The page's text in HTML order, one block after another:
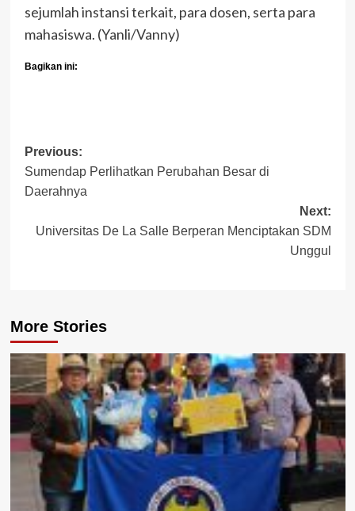
sejumlah instansi terkait, para dosen, serta para
mahasiswa. (Yanli/Vanny)
Bagikan ini:
Post
navigation
Previous:
Sumendap Perlihatkan Perubahan Besar di
Daerahnya
Next:
Universitas De La Salle Berperan Menciptakan SDM
Unggul
More Stories